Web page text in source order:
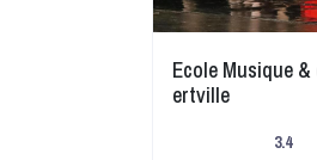
Ecole Musique
ertville
3.4